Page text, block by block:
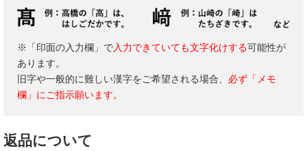
※「印面の入力欄」で入力できていても文字化けする可能性が
あります。
旧字や一般的に難しい漢字をご希望される場合、 必ず「メモ
欄」にご指示願います。
返品について